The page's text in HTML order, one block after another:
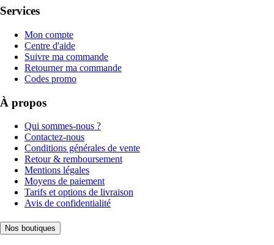
Services
Mon compte
Centre d'aide
Suivre ma commande
Retourner ma commande
Codes promo
À propos
Qui sommes-nous ?
Contactez-nous
Conditions générales de vente
Retour & remboursement
Mentions légales
Moyens de paiement
Tarifs et options de livraison
Avis de confidentialité
Nos boutiques